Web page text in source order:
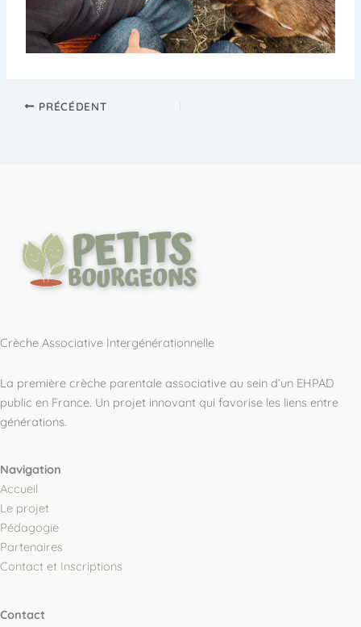
PRÉCÉDENT
Crèche Associative Intergénérationnelle
La première crèche parentale associative au sein d’un EHPAD
public en France. Un projet innovant qui favorise les liens entre
générations.
Navigation
Accueil
Le projet
Pédagogie
Partenaires
Contact et Inscriptions
Contact